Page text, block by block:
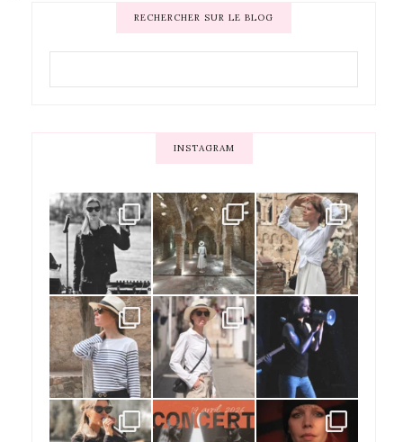
RECHERCHER SUR LE BLOG
INSTAGRAM